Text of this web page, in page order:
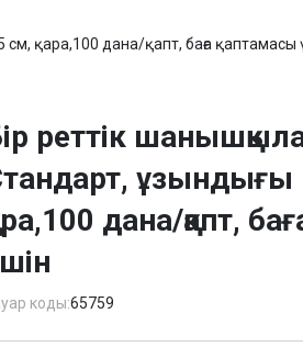
қара,100 дана/қапт, баға қаптамасы
реттік
ұзындығы
дана/қапт,
коды:65759